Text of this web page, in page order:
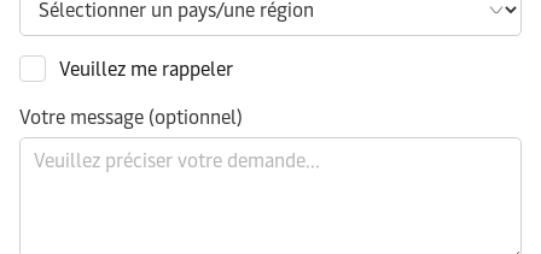
Veuillez me rappeler
Votre message (optionnel)